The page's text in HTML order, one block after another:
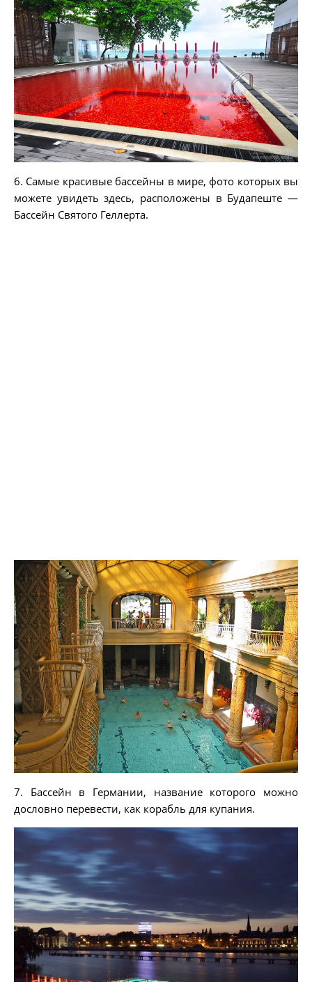
6. Самые красивые бассейны в мире, фото которых вы
можете увидеть здесь, расположены в Будапеште —
Бассейн Святого Геллерта.
7. Бассейн в Германии, название которого можно
дословно перевести, как корабль для купания.